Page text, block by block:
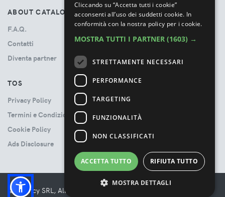
ABOUT CATALOVE
F.A.Q.
Contatti
Diventa partner
TOS
Privacy Policy
Termini e Condizioni
Cookie Policy
Ads Disclosure
© Booncy SRL, All rights reserved. - VAT 06534300485
Cliccando su “Accetta tutti i cookie”
acconsenti all’uso dei suddetti cookie. In
conformità con la nostra policy per i cookie.
MOSTRA TUTTI I PARTNER (1603) →
STRETTAMENTE NECESSARI
PERFORMANCE
TARGETING
FUNZIONALITÀ
NON CLASSIFICATI
ACCETTA TUTTO RIFIUTA TUTTO
MOSTRA DETTAGLI